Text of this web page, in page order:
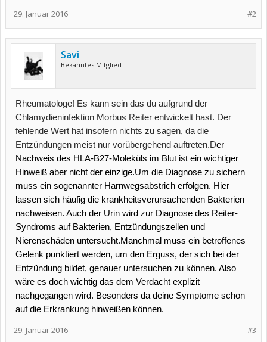
#2
29. Januar 2016
Savi
Bekanntes Mitglied
Rheumatologe! Es kann sein das du aufgrund der
Chlamydieninfektion Morbus Reiter entwickelt hast. Der
fehlende Wert hat insofern nichts zu sagen, da die
Entzündungen meist nur vorübergehend auftreten.Der
Nachweis des HLA-B27-Moleküls im Blut ist ein wichtiger
Hinweiß aber nicht der einzige.Um die Diagnose zu sichern
muss ein sogenannter Harnwegsabstrich erfolgen. Hier
lassen sich häufig die krankheitsverursachenden Bakterien
nachweisen. Auch der Urin wird zur Diagnose des Reiter-
Syndroms auf Bakterien, Entzündungszellen und
Nierenschäden untersucht.Manchmal muss ein betroffenes
Gelenk punktiert werden, um den Erguss, der sich bei der
Entzündung bildet, genauer untersuchen zu können. Also
wäre es doch wichtig das dem Verdacht explizit
nachgegangen wird. Besonders da deine Symptome schon
auf die Erkrankung hinweißen können.
#3
29. Januar 2016